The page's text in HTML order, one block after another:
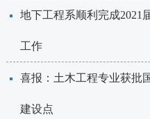
地下工程系顺利完成2021
工作
喜报：土木工程专业获批
建设点